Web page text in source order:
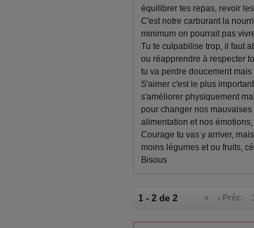
équilibrer tes repas, revoir
C'est notre carburant la
minimum on pourrait pas
Tu te culpabilise trop, il faut
ou réapprendre à respecter
tu va perdre doucement
S'aimer c'est le plus
s'améliorer physiquement
pour changer nos
alimentation et nos émotions,
Courage tu vas y arriver,
moins légumes et ou fruits,
Bisous
1 - 2 de 2 « ‹ Préc.